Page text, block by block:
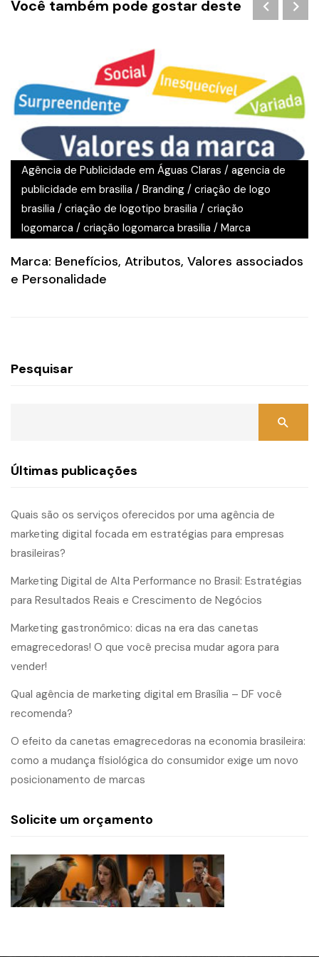
Você também pode gostar deste
Agência de Publicidade em Águas Claras / agencia de
publicidade em brasilia / Branding / criação de logo
brasilia / criação de logotipo brasilia / criação
logomarca / criação logomarca brasilia / Marca
Marca: Benefícios, Atributos, Valores associados
e Personalidade
Pesquisar
Últimas publicações
Quais são os serviços oferecidos por uma agência de
marketing digital focada em estratégias para empresas
brasileiras?
Marketing Digital de Alta Performance no Brasil: Estratégias
para Resultados Reais e Crescimento de Negócios
Marketing gastronômico: dicas na era das canetas
emagrecedoras! O que você precisa mudar agora para
vender!
Qual agência de marketing digital em Brasília – DF você
recomenda?
O efeito da canetas emagrecedoras na economia brasileira:
como a mudança fisiológica do consumidor exige um novo
posicionamento de marcas
Solicite um orçamento